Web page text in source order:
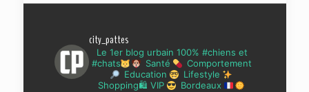
city_pattes
Le 1er blog urbain 100% #chiens et
#chats
Santé
Comportement
Education
Lifestyle
Shopping🛍 VIP
Bordeaux